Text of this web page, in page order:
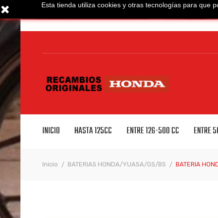
INICIO HASTA 125CC ENTRE 126-500 CC ENTRE
Inicio BATERIAS HONDA/YUASA/GS/BS BATERIA
Esta tienda utiliza cookies y otras tecnologías para que